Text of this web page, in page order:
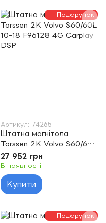
Подарунок
Артикул: 74265
Штатна магнітола
Torssen 2K Volvo S60/60L
10-18 F96128 4G Carplay
DSP
27 952 грн
В наявності
Купити
Подарунок